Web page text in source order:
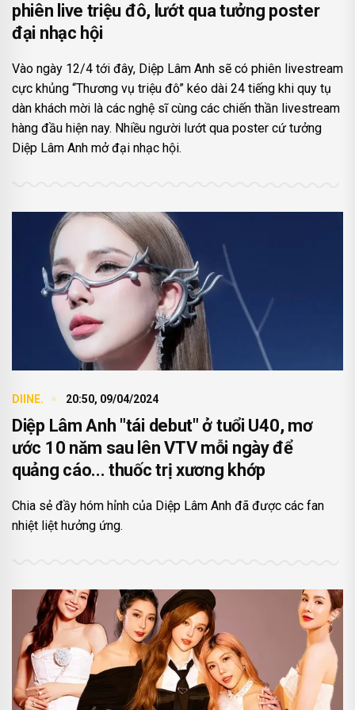
phiên live triệu đô, lướt qua tưởng poster
đại nhạc hội
Vào ngày 12/4 tới đây, Diệp Lâm Anh sẽ có phiên livestream
cực khủng “Thương vụ triệu đô” kéo dài 24 tiếng khi quy tụ
dàn khách mời là các nghệ sĩ cùng các chiến thần livestream
hàng đầu hiện nay. Nhiều người lướt qua poster cứ tưởng
Diệp Lâm Anh mở đại nhạc hội.
DIINE. 20:50, 09/04/2024
Diệp Lâm Anh "tái debut" ở tuổi U40, mơ
ước 10 năm sau lên VTV mỗi ngày để
quảng cáo... thuốc trị xương khớp
Chia sẻ đầy hóm hỉnh của Diệp Lâm Anh đã được các fan
nhiệt liệt hưởng ứng.